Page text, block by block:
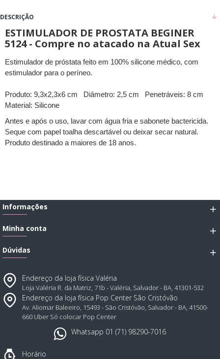
DESCRIÇÃO
ESTIMULADOR DE PROSTATA BEGINER
5124 - Compre no atacado na Atual Sex
Estimulador de próstata feito em 100% silicone médico, com
estimulador para o períneo.
Produto: 9,3x2,3x6 cm Diâmetro: 2,5 cm Penetráveis: 8 cm
Material: Silicone
Antes e após o uso, lavar com água fria e sabonete bactericida.
Seque com papel toalha descartável ou deixar secar natural.
Produto destinado a maiores de 18 anos.
Informações
Minha conta
Dúvidas
Endereço da loja física Valéria
Loja Valéria R. da Matriz, 71b - Valéria, Salvador - BA, 41301-532
Endereço da loja física Pop Center São Cristóvão
Av. Aliomar Baleeiro, 15493 - São Cristóvão, Salvador - BA, 41500-
660 Uber Só colocar Pop Center
Whatsapp 01 (71) 98290-7016
Horário